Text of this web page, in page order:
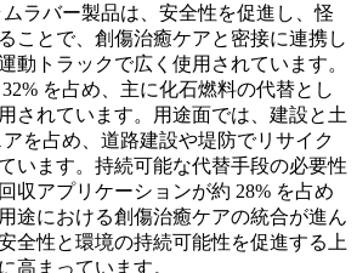
ラバー製品は、安全性を促進し、怪
ことで、創傷治癒ケアと密接に連携し
動トラックで広く使用されています。
を占め、主に化石燃料の代替とし
されています。用途面では、建設と土
を占め、道路建設や堤防でリサイク
います。持続可能な代替手段の必要性
収アプリケーションが約 28% を占め
途における創傷治癒ケアの統合が進ん
全性と環境の持続可能性を促進する上
高まっています。